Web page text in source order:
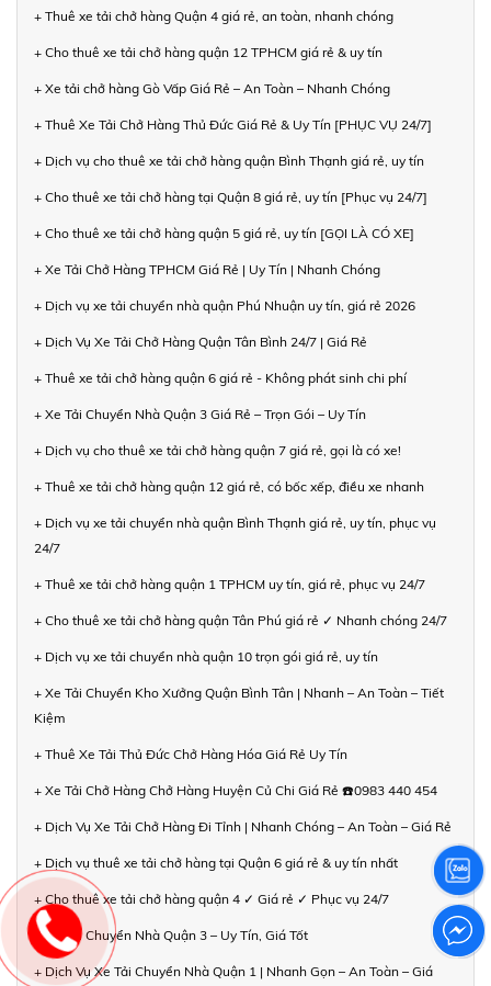
+ Thuê xe tải chở hàng Quận 4 giá rẻ, an toàn, nhanh chóng
+ Cho thuê xe tải chở hàng quận 12 TPHCM giá rẻ & uy tín
+ Xe tải chở hàng Gò Vấp Giá Rẻ – An Toàn – Nhanh Chóng
+ Thuê Xe Tải Chở Hàng Thủ Đức Giá Rẻ & Uy Tín [PHỤC VỤ 24/7]
+ Dịch vụ cho thuê xe tải chở hàng quận Bình Thạnh giá rẻ, uy tín
+ Cho thuê xe tải chở hàng tại Quận 8 giá rẻ, uy tín [Phục vụ 24/7]
+ Cho thuê xe tải chở hàng quận 5 giá rẻ, uy tín [GỌI LÀ CÓ XE]
+ Xe Tải Chở Hàng TPHCM Giá Rẻ | Uy Tín | Nhanh Chóng
+ Dịch vụ xe tải chuyển nhà quận Phú Nhuận uy tín, giá rẻ 2026
+ Dịch Vụ Xe Tải Chở Hàng Quận Tân Bình 24/7 | Giá Rẻ
+ Thuê xe tải chở hàng quận 6 giá rẻ - Không phát sinh chi phí
+ Xe Tải Chuyển Nhà Quận 3 Giá Rẻ – Trọn Gói – Uy Tín
+ Dịch vụ cho thuê xe tải chở hàng quận 7 giá rẻ, gọi là có xe!
+ Thuê xe tải chở hàng quận 12 giá rẻ, có bốc xếp, điều xe nhanh
+ Dịch vụ xe tải chuyển nhà quận Bình Thạnh giá rẻ, uy tín, phục vụ
24/7
+ Thuê xe tải chở hàng quận 1 TPHCM uy tín, giá rẻ, phục vụ 24/7
+ Cho thuê xe tải chở hàng quận Tân Phú giá rẻ ✓ Nhanh chóng 24/7
+ Dịch vụ xe tải chuyển nhà quận 10 trọn gói giá rẻ, uy tín
+ Xe Tải Chuyển Kho Xưởng Quận Bình Tân | Nhanh – An Toàn – Tiết
Kiệm
+ Thuê Xe Tải Thủ Đức Chở Hàng Hóa Giá Rẻ Uy Tín
+ Xe Tải Chở Hàng Chở Hàng Huyện Củ Chi Giá Rẻ ☎️0983 440 454
+ Dịch Vụ Xe Tải Chở Hàng Đi Tỉnh | Nhanh Chóng – An Toàn – Giá Rẻ
+ Dịch vụ thuê xe tải chở hàng tại Quận 6 giá rẻ & uy tín nhất
+ Cho thuê xe tải chở hàng quận 4 ✓ Giá rẻ ✓ Phục vụ 24/7
+ Xe Tải Chuyển Nhà Quận 3 – Uy Tín, Giá Tốt
+ Dịch Vụ Xe Tải Chuyển Nhà Quận 1 | Nhanh Gọn – An Toàn – Giá